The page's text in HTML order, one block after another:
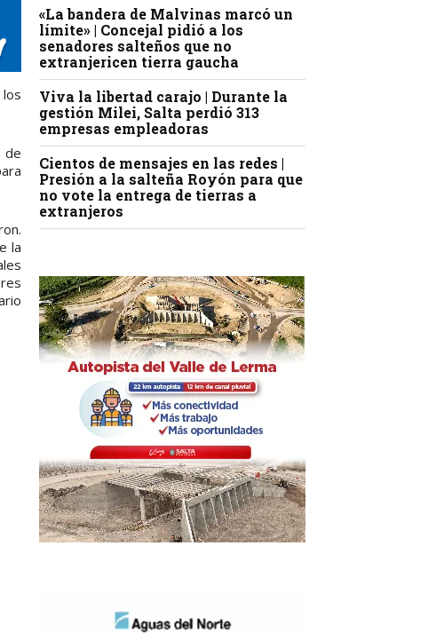
de
la
«La bandera de Malvinas marcó un
límite» | Concejal pidió a los
senadores salteños que no
extranjericen tierra gaucha
Viva la libertad carajo | Durante la
gestión Milei, Salta perdió 313
empresas empleadoras
Cientos de mensajes en las redes |
Presión a la salteña Royón para que
no vote la entrega de tierras a
extranjeros